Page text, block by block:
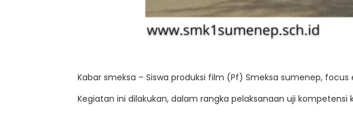
Kabar smeksa – Siswa produksi film (Pf) Smeksa sumenep, focus
Kegiatan ini dilakukan, dalam rangka pelaksanaan uji kompetensi